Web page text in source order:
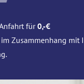
für0,-€
Zusammenhang